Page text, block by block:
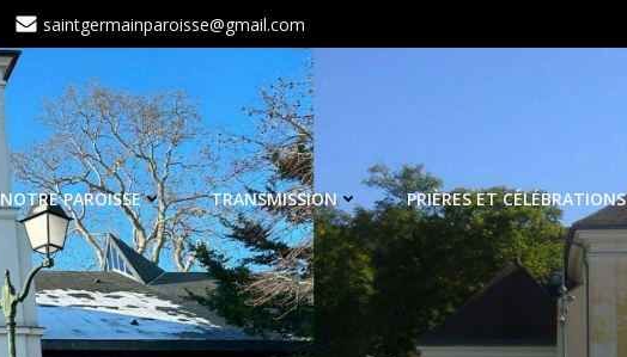
saintgermainparoisse@gmail.com
NOTRE PAROISSE TRANSMISSION PRIÈRES ET CÉLÉBRATIONS